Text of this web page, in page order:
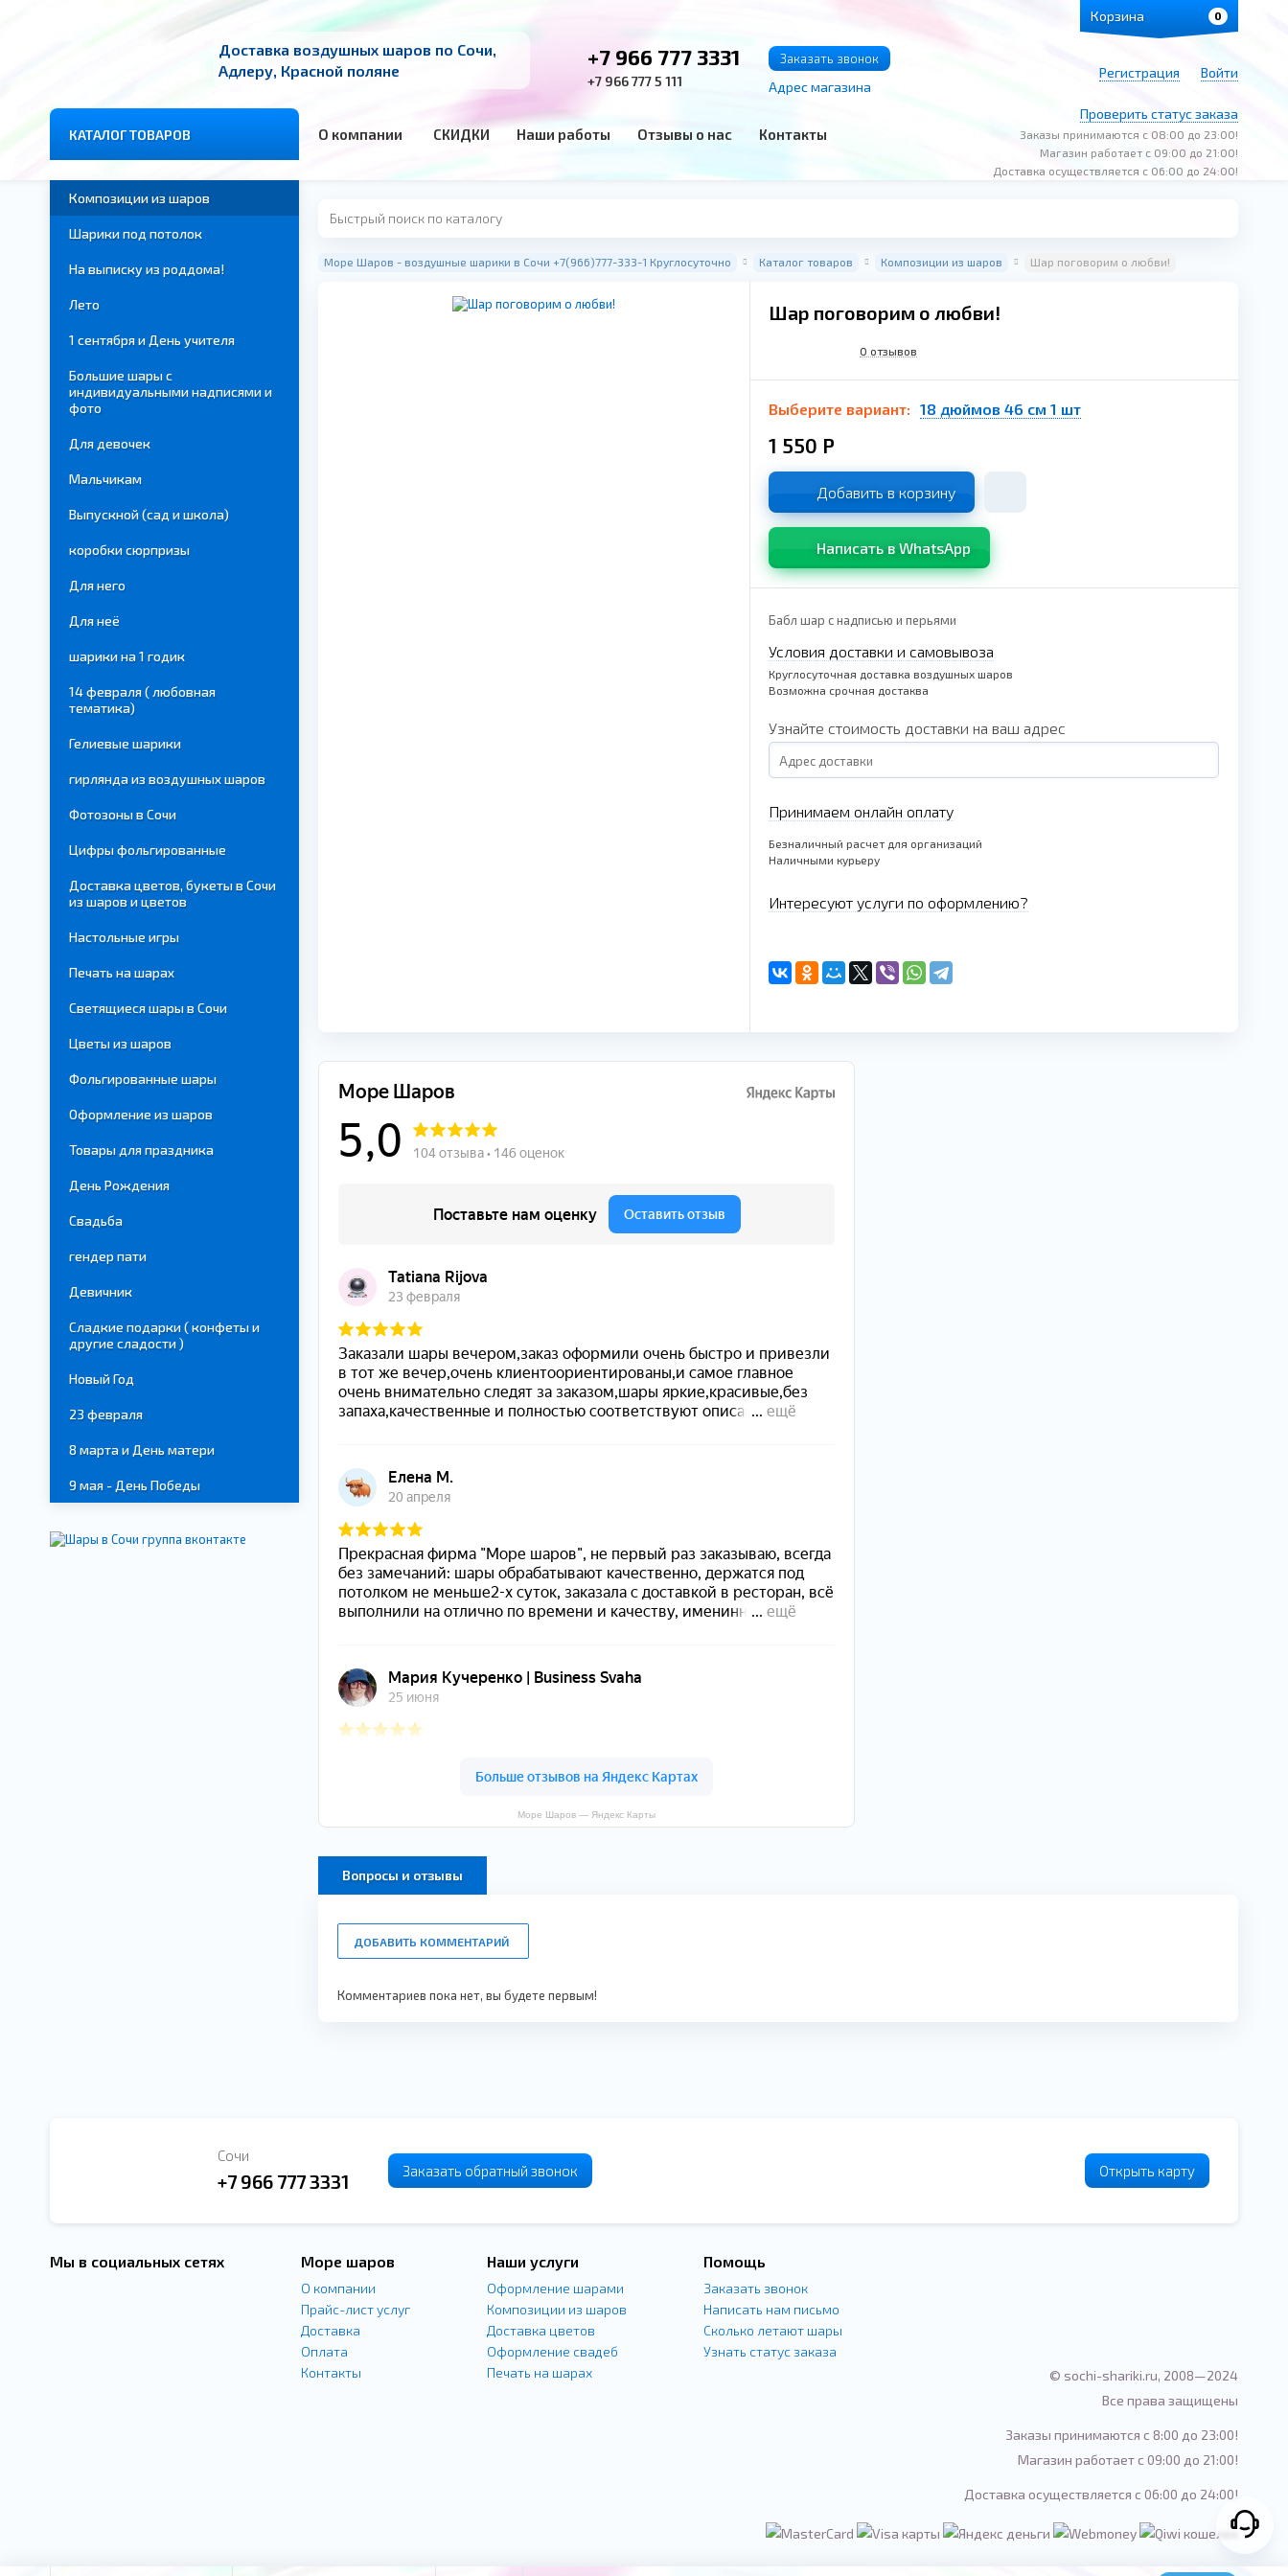
Доставка воздушных шаров по Сочи,
Адлеру, Красной поляне
+7 966 777 3331
+7 966 777 5 111
Заказать звонок
Адрес магазина
Регистрация Войти
КАТАЛОГ ТОВАРОВ О компании СКИДКИ Наши работы Отзывы о нас Контакты
Проверить статус заказа
Заказы принимаются с 08:00 до 23:00!
Магазин работает с 09:00 до 21:00!
Доставка осуществляется с 06:00 до 24:00!
Композиции из шаров
Шарики под потолок
На выписку из роддома!
Лето
1 сентября и День учителя
Большие шары с
индивидуальными надписями и
фото
Для девочек
Мальчикам
Выпускной (сад и школа)
коробки сюрпризы
Для него
Для неё
шарики на 1 годик
14 февраля ( любовная
тематика)
Гелиевые шарики
гирлянда из воздушных шаров
Фотозоны в Сочи
Цифры фольгированные
Доставка цветов, букеты в Сочи
из шаров и цветов
Настольные игры
Печать на шарах
Светящиеся шары в Сочи
Цветы из шаров
Фольгированные шары
Оформление из шаров
Товары для праздника
День Рождения
Свадьба
гендер пати
Девичник
Сладкие подарки ( конфеты и
другие сладости )
Новый Год
23 февраля
8 марта и День матери
9 мая - День Победы
Море Шаров - воздушные шарики в Сочи +7(966)777-333-1 Круглосуточно Каталог товаров Композиции из шаров Шар поговорим о любви!
Шар поговорим о любви!
0 отзывов
Выберите вариант: 18 дюймов 46 см 1 шт
1 550 Р
Добавить в корзину
Написать в WhatsApp
Бабл шар с надписью и перьями
Условия доставки и самовывоза
Круглосуточная доставка воздушных шаров
Возможна срочная достаква
Узнайте стоимость доставки на ваш адрес
Принимаем онлайн оплату
Безналичный расчет для организаций
Наличными курьеру
Интересуют услуги по оформлению?
Море Шаров — Яндекс Карты
Вопросы и отзывы
ДОБАВИТЬ КОММЕНТАРИЙ
Комментариев пока нет, вы будете первым!
Сочи
+7 966 777 3331 Заказать обратный звонок Открыть карту
Мы в социальных сетях Море шаров
О компании
Прайс-лист услуг
Доставка
Оплата
Контакты
Наши услуги
Оформление шарами
Композиции из шаров
Доставка цветов
Оформление свадеб
Печать на шарах
Помощь
Заказать звонок
Написать нам письмо
Сколько летают шары
Узнать статус заказа
© sochi-shariki.ru, 2008—2024
Все права защищены
Заказы принимаются с 8:00 до 23:00!
Магазин работает с 09:00 до 21:00!
Доставка осуществляется с 06:00 до 24:00!
Корзина 0